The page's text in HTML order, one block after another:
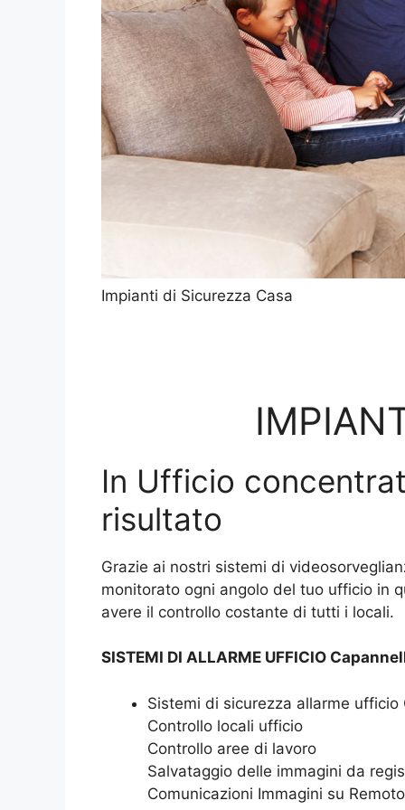
Impianti di Sicurezza Casa
In Ufficio
risultato
Grazie ai nostri sistemi di
monitorato ogni angolo del tuo ufficio in
avere il controllo costante di tutti i locali.
SISTEMI DI ALLARME UFFICIO
Sistemi di sicurezza allarme ufficio
Controllo locali ufficio
Controllo aree di lavoro
Salvataggio delle immagini da
Comunicazioni Immagini su Remoto